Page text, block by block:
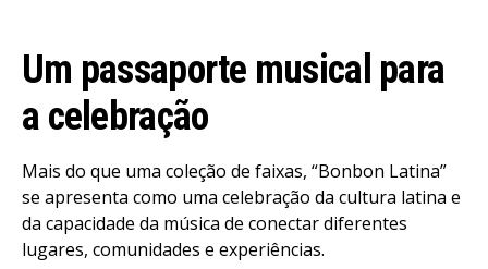
Um passaporte musical para
a celebração
Mais do que uma coleção de faixas, “Bonbon Latina”
se apresenta como uma celebração da cultura latina e
da capacidade da música de conectar diferentes
lugares, comunidades e experiências.